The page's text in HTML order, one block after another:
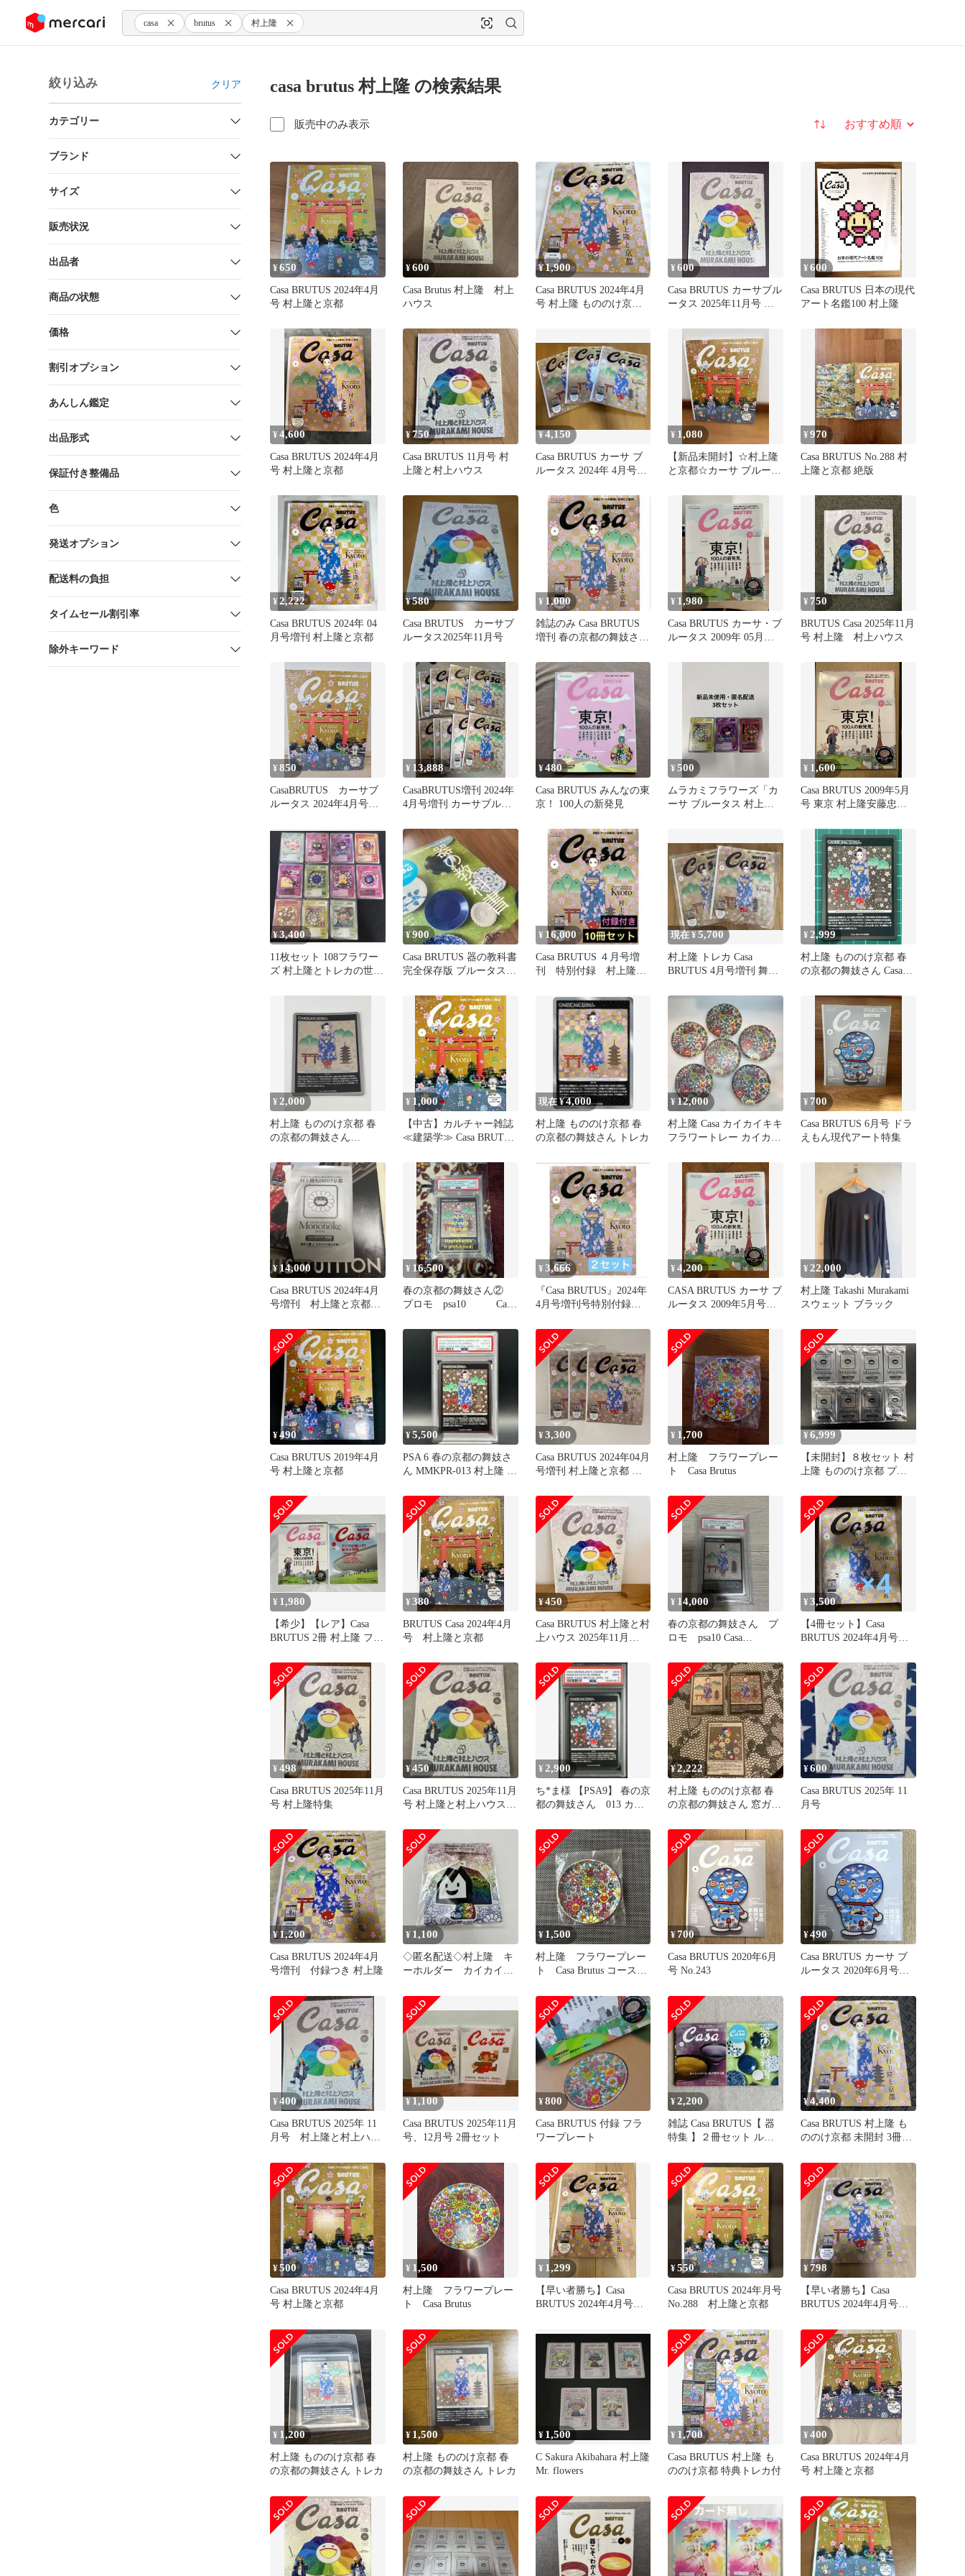
ツにスキップ casa brutus 村上隆
絞り込み クリア
カテゴリー
ブランド
サイズ
販売状況
出品者
商品の状態
価格
割引オプション
あんしん鑑定
出品形式
保証付き整備品
色
発送オプション
配送料の負担
タイムセール割引率
除外キーワード
casa brutus 村上隆 の検索結果
販売中のみ表示 並び替え
¥650
Casa BRUTUS 2024年4月
号 村上隆と京都
¥600
Casa Brutus 村上隆 村上
ハウス
¥1,900
Casa BRUTUS 2024年4月
号 村上隆 もののけ京
¥600
Casa BRUTUS カーサブル
ータス 2025年11月号 村
¥600
Casa BRUTUS 日本の現代
アート名鑑100 村上隆
¥4,600
Casa BRUTUS 2024年4月
号 村上隆と京都
¥750
Casa BRUTUS 11月号 村
上隆と村上ハウス
¥4,150
Casa BRUTUS カーサ ブ
ルータス 2024年 4月号
¥ 1,080
【新品未開封】☆村上隆
と京都☆カーサ ブルータ
¥970
Casa BRUTUS No.288 村
上隆と京都 絶版
¥2,222
Casa BRUTUS 2024年 04
月号増刊 村上隆と京都
¥580
Casa BRUTUS カーサブ
ルータス2025年11月号
¥ 1,000
雑誌のみ Casa BRUTUS
増刊 春の京都の舞妓さん
¥ 1,980
Casa BRUTUS カーサ・ブ
ルータス 2009年 05月
¥ 750
BRUTUS Casa 2025年11月
号 村上隆 村上ハウス
¥850
CasaBRUTUS カーサブ
ルータス 2024年4月号
¥ 13,888
CasaBRUTUS増刊 2024年
4月号増刊 カーサブルー
¥480
Casa BRUTUS みんなの東
京！ 100人の新発見
¥500
ムラカミフラワーズ「カ
ーサ ブルータス 村上隆
¥ 1,600
Casa BRUTUS 2009年5月
号 東京 村上隆安藤忠雄
¥3,400
11枚セット 108フラワー
ズ 村上隆とトレカの世界
¥900
Casa BRUTUS 器の教科書
完全保存版 ブルータス
¥ 16,000
Casa BRUTUS ４月号増
刊 特別付録 村上隆と
現在 ¥5,700
村上隆 トレカ Casa
BRUTUS 4月号増刊 舞妓
¥ 2,999
村上隆 もののけ京都 春
の京都の舞妓さん Casa
¥ 2,000
村上隆 もののけ京都 春
の京都の舞妓さん
¥ 1,000
【中古】カルチャー雑誌
≪建築学≫ Casa BRUTUS
ータス
現在 ¥4,000
村上隆 もののけ京都 春
の京都の舞妓さん トレカ
¥ 12,000
村上隆 Casa カイカイキキ
フラワートレー カイカイ
¥ 700
Casa BRUTUS 6月号 ドラ
えもん現代アート特集
¥ 14,000
Casa BRUTUS 2024年4月
号増刊 村上隆と京都
¥ 16,500
春の京都の舞妓さん②
プロモ psa10 Casa
¥ 3,666
『Casa BRUTUS』2024年
4月号増刊号特別付録付2
¥4,200
CASA BRUTUS カーサ ブ
ルータス 2009年5月号特
BRUTUS〈フラワー プレ
ート〉付き未開封
¥ 22,000
村上隆 Takashi Murakami
スウェット ブラック
¥490
Casa BRUTUS 2019年4月
号 村上隆と京都
¥5,500
PSA 6 春の京都の舞妓さ
ん MMKPR-013 村上隆 も
¥3,300
Casa BRUTUS 2024年04月
号増刊 村上隆と京都 カ
¥ 1,700
村上隆 フラワープレー
ト Casa Brutus
¥6,999
【未開封】８枚セット 村
上隆 もののけ京都 プロ
¥ 1,980
【希少】【レア】Casa
BRUTUS 2冊 村上隆 フラ
¥380
BRUTUS Casa 2024年4月
号 村上隆と京都
¥450
Casa BRUTUS 村上隆と村
上ハウス 2025年11月
¥ 14,000
春の京都の舞妓さん プ
ロモ psa10 Casa
¥3,500
【4冊セット】Casa
BRUTUS 2024年4月号増
¥498
Casa BRUTUS 2025年11月
号 村上隆特集
¥450
Casa BRUTUS 2025年11月
号 村上隆と村上ハウス
¥ 2,900
ち*ま様 【PSA9】 春の京
都の舞妓さん 013 カー
¥2,222
村上隆 もののけ京都 春
の京都の舞妓さん 窓ガラ
¥600
Casa BRUTUS 2025年 11
月号
¥1,200
Casa BRUTUS 2024年4月
号増刊 付録つき 村上隆
¥ 1,100
◇匿名配送◇村上隆 キ
ーホルダー カイカイキ
¥1,500
村上隆 フラワープレー
ト Casa Brutus コースタ
¥700
Casa BRUTUS 2020年6月
号 No.243
¥490
Casa BRUTUS カーサ ブ
ルータス 2020年6月号
¥400
Casa BRUTUS 2025年 11
月号 村上隆と村上ハウ
¥ 1,100
Casa BRUTUS 2025年11月
号、12月号 2冊セット
¥800
Casa BRUTUS 付録 フラ
ワープレート
¥2,200
雑誌 Casa BRUTUS【 器
特集 】２冊セット ルー
¥4,400
Casa BRUTUS 村上隆 も
ののけ京都 未開封 3冊セ
¥500
Casa BRUTUS 2024年4月
号 村上隆と京都
¥ 1,500
村上隆 フラワープレー
ト Casa Brutus
¥ 1,299
【早い者勝ち】Casa
BRUTUS 2024年4月号増
¥550
Casa BRUTUS 2024年月号
No.288 村上隆と京都
¥798
【早い者勝ち】Casa
BRUTUS 2024年4月号増
¥ 1,200
村上隆 もののけ京都 春
の京都の舞妓さん トレカ
¥ 1,500
村上隆 もののけ京都 春
の京都の舞妓さん トレカ
¥ 1,500
C Sakura Akibahara 村上隆
Mr. flowers
¥ 1,700
Casa BRUTUS 村上隆 も
ののけ京都 特典トレカ付
¥400
Casa BRUTUS 2024年4月
号 村上隆と京都